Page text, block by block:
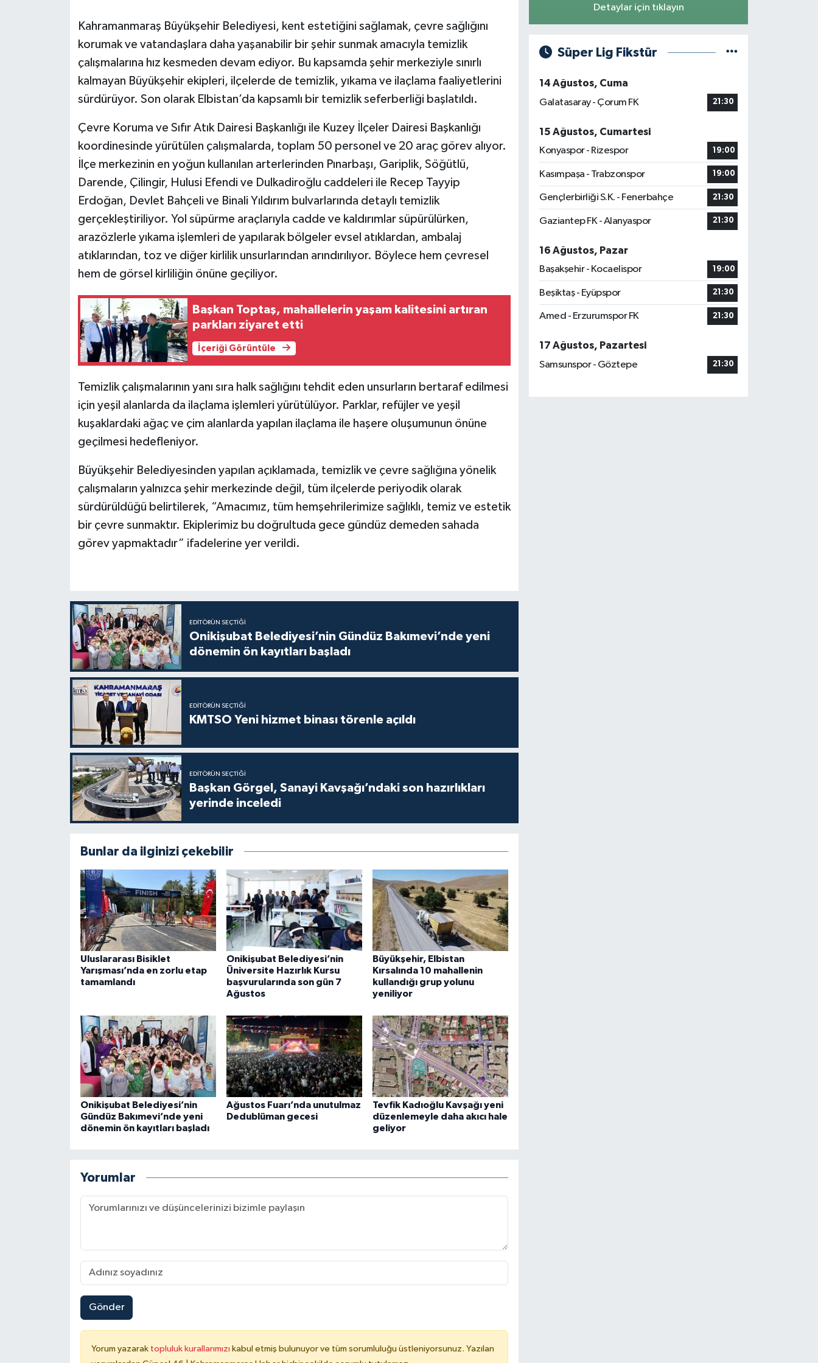
Kahramanmaraş Büyükşehir Belediyesi, kent estetiğini sağlamak, çevre sağlığını
korumak ve vatandaşlara daha yaşanabilir bir şehir sunmak amacıyla temizlik
çalışmalarına hız kesmeden devam ediyor. Bu kapsamda şehir merkeziyle sınırlı
kalmayan Büyükşehir ekipleri, ilçelerde de temizlik, yıkama ve ilaçlama faaliyetlerini
sürdürüyor. Son olarak Elbistan’da kapsamlı bir temizlik seferberliği başlatıldı.
Çevre Koruma ve Sıfır Atık Dairesi Başkanlığı ile Kuzey İlçeler Dairesi Başkanlığı
koordinesinde yürütülen çalışmalarda, toplam 50 personel ve 20 araç görev alıyor.
İlçe merkezinin en yoğun kullanılan arterlerinden Pınarbaşı, Gariplik, Söğütlü,
Darende, Çilingir, Hulusi Efendi ve Dulkadiroğlu caddeleri ile Recep Tayyip
Erdoğan, Devlet Bahçeli ve Binali Yıldırım bulvarlarında detaylı temizlik
gerçekleştiriliyor. Yol süpürme araçlarıyla cadde ve kaldırımlar süpürülürken,
arazözlerle yıkama işlemleri de yapılarak bölgeler evsel atıklardan, ambalaj
atıklarından, toz ve diğer kirlilik unsurlarından arındırılıyor. Böylece hem çevresel
hem de görsel kirliliğin önüne geçiliyor.
Başkan Toptaş, mahallelerin yaşam kalitesini artıran
parkları ziyaret etti
İçeriği Görüntüle
Temizlik çalışmalarının yanı sıra halk sağlığını tehdit eden unsurların bertaraf edilmesi
için yeşil alanlarda da ilaçlama işlemleri yürütülüyor. Parklar, refüjler ve yeşil
kuşaklardaki ağaç ve çim alanlarda yapılan ilaçlama ile haşere oluşumunun önüne
geçilmesi hedefleniyor.
Büyükşehir Belediyesinden yapılan açıklamada, temizlik ve çevre sağlığına yönelik
çalışmaların yalnızca şehir merkezinde değil, tüm ilçelerde periyodik olarak
sürdürüldüğü belirtilerek, “Amacımız, tüm hemşehrilerimize sağlıklı, temiz ve estetik
bir çevre sunmaktır. Ekiplerimiz bu doğrultuda gece gündüz demeden sahada
görev yapmaktadır” ifadelerine yer verildi.
EDITÖRÜN SEÇTIĞI
Onikişubat Belediyesi’nin Gündüz Bakımevi’nde yeni
dönemin ön kayıtları başladı
EDITÖRÜN SEÇTIĞI
KMTSO Yeni hizmet binası törenle açıldı
EDITÖRÜN SEÇTIĞI
Başkan Görgel, Sanayi Kavşağı’ndaki son hazırlıkları
yerinde inceledi
Bunlar da ilginizi çekebilir
Uluslararası Bisiklet
Yarışması’nda en zorlu etap
tamamlandı
Onikişubat Belediyesi’nin
Üniversite Hazırlık Kursu
başvurularında son gün 7
Ağustos
Büyükşehir, Elbistan
Kırsalında 10 mahallenin
kullandığı grup yolunu
yeniliyor
Onikişubat Belediyesi’nin
Gündüz Bakımevi’nde yeni
dönemin ön kayıtları başladı
Ağustos Fuarı’nda unutulmaz
Dedublüman gecesi
Tevfik Kadıoğlu Kavşağı yeni
düzenlemeyle daha akıcı hale
geliyor
Yorumlar
Gönder
Yorum yazarak topluluk kurallarımızı kabul etmiş bulunuyor ve tüm sorumluluğu üstleniyorsunuz. Yazılan
Detaylar için tıklayın
Süper Lig Fikstür
14 Ağustos, Cuma
Galatasaray - Çorum FK
21:30
15 Ağustos, Cumartesi
Konyaspor - Rizespor
19:00
Kasımpaşa - Trabzonspor 19:00
Gençlerbirliği S.K. - Fenerbahçe 21:30
Gaziantep FK - Alanyaspor 21:30
16 Ağustos, Pazar
Başakşehir - Kocaelispor
19:00
Beşiktaş - Eyüpspor 21:30
Amed - Erzurumspor FK 21:30
17 Ağustos, Pazartesi
Samsunspor - Göztepe
21:30